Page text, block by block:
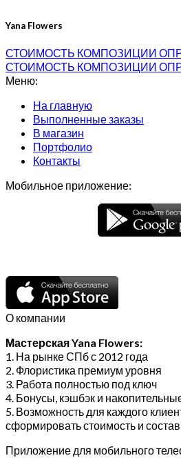
Yana Flowers
СТОИМОСТЬ КОМПОЗИЦИИ
СТОИМОСТЬ КОМПОЗИЦИИ
Меню:
На главную
Выполненные заказы
В магазин
Портфолио
Контакты
Мобильное приложение:
О компании
Мастерская Yana Flowers:
1. На рынке СПб с 2012 года
2. Флористика премиум уровня
3. Работа полностью под ключ
4. Бонусы, кэшбэк и
5. Возможность для каждого
сформировать стоимость и
Приложение для мобильного